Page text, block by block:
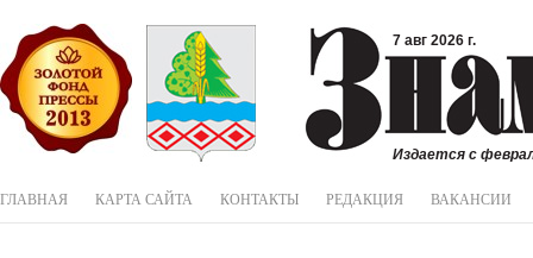
7 авг 2026 г.
Издается с
ГЛАВНАЯ КАРТА САЙТА КОНТАКТЫ РЕДАКЦИЯ ВАКАНСИИ